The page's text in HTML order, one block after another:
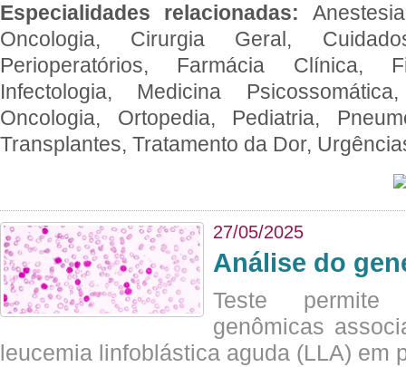
Especialidades relacionadas:
Oncologia, Cirurgia Geral,
Perioperatórios, Farmácia Clínica,
Infectologia, Medicina
Oncologia, Ortopedia, Pediatria,
Transplantes, Tratamento da Dor,
27/05/2025
Análise do
Teste permite
genômicas
leucemia linfoblástica aguda (LLA) em